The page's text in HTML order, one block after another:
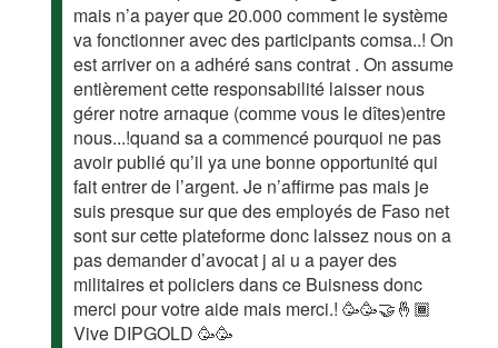
mais n’a payer que 20.000 comment le système
va fonctionner avec des participants comsa..! On
est arriver on a adhéré sans contrat . On assume
entièrement cette responsabilité laisser nous
gérer notre arnaque (comme vous le dîtes)entre
nous...!quand sa a commencé pourquoi ne pas
avoir publié qu’il ya une bonne opportunité qui
fait entrer de l’argent. Je n’affirme pas mais je
suis presque sur que des employés de Faso net
sont sur cette plateforme donc laissez nous on a
pas demander d’avocat j ai u a payer des
militaires et policiers dans ce Buisness donc
merci pour votre aide mais merci.! 🥳🥳🤝🤞🏾
Vive DIPGOLD 🥳🥳